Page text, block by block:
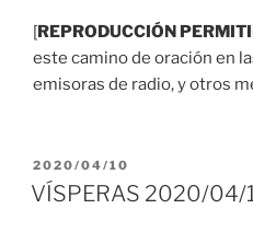
[REPRODUCCIÓN
este camino de oración en
emisoras de radio, y otros
PUBLICADO
EL
2020/04/10
VÍSPERAS 2020/04/